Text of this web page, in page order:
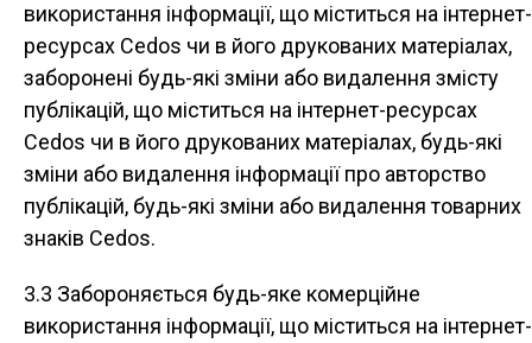
використання інформації, що міститься на інтернет-
ресурсах Cedos чи в його друкованих матеріалах,
заборонені будь-які зміни або видалення змісту
публікацій, що міститься на інтернет-ресурсах
Cedos чи в його друкованих матеріалах, будь-які
зміни або видалення інформації про авторство
публікацій, будь-які зміни або видалення товарних
знаків Cedos.
3.3 Забороняється будь-яке комерційне
використання інформації, що міститься на інтернет-